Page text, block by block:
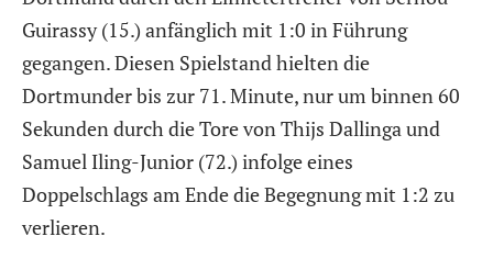
Guirassy (15.) anfänglich mit 1:0 in Führung
gegangen. Diesen Spielstand hielten die
Dortmunder bis zur 71. Minute, nur um binnen 60
Sekunden durch die Tore von Thijs Dallinga und
Samuel Iling-Junior (72.) infolge eines
Doppelschlags am Ende die Begegnung mit 1:2 zu
verlieren.